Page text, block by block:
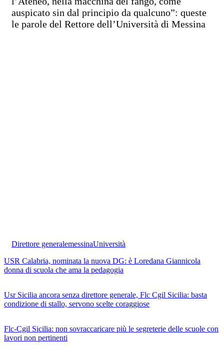
auspicato sin dal principio da qualcuno”: queste
le parole del Rettore dell’Università di Messina
Direttore generalemessinaUniversità
USR Calabria, nominata la nuova DG: è Loredana Giannicola
donna di scuola che ama la pedagogia
Usr Sicilia ancora senza direttore generale, Flc Cgil Sicilia: basta
condizione di stallo, servono scelte coraggiose
Flc-Cgil Sicilia: non sovraccaricare più le segreterie delle scuole con
lavori non pertinenti